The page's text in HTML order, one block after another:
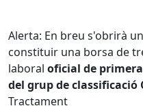
Alerta: En breu s'obrirà
constituir una borsa de
laboral oficial de
del grup de classificació
Tractament